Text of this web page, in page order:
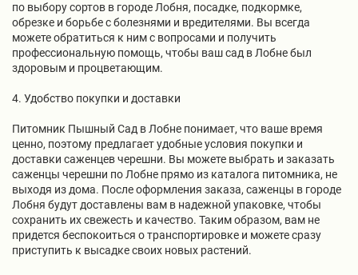
по выбору сортов в городе Лобня, посадке, подкормке,
обрезке и борьбе с болезнями и вредителями. Вы всегда
можете обратиться к ним с вопросами и получить
профессиональную помощь, чтобы ваш сад в Лобне был
здоровым и процветающим.
4. Удобство покупки и доставки
Питомник Пышный Сад в Лобне понимает, что ваше время
ценно, поэтому предлагает удобные условия покупки и
доставки саженцев черешни. Вы можете выбрать и заказать
саженцы черешни по Лобне прямо из каталога питомника, не
выходя из дома. После оформления заказа, саженцы в городе
Лобня будут доставлены вам в надежной упаковке, чтобы
сохранить их свежесть и качество. Таким образом, вам не
придется беспокоиться о транспортировке и можете сразу
приступить к высадке своих новых растений.